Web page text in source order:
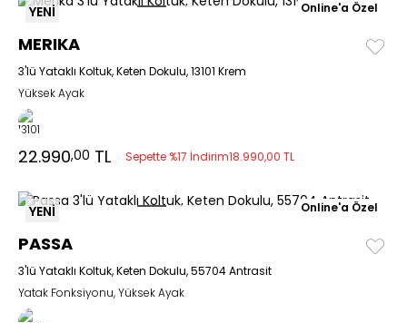
YENİ Online'a Özel
MERIKA
3'lü Yataklı Koltuk, Keten Dokulu, 13101 Krem
Yüksek Ayak
22.990,00 TL Sepette %17 İndirim18.990,00 TL
YENİ Online'a Özel
PASSA
3'lü Yataklı Koltuk, Keten Dokulu, 55704 Antrasit
Yatak Fonksiyonu, Yüksek Ayak